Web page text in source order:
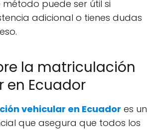
método puede ser útil si
adicional o tienes dudas
la matriculación
en Ecuador
vehicular en Ecuador es un
que asegura que todos los